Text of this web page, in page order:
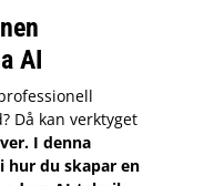
AI
Då kan verktyget
I denna
hur du skapar en